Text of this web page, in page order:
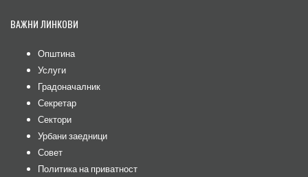
ВАЖНИ ЛИНКОВИ
Општина
Услуги
Градоначалник
Секретар
Сектори
Урбани заедници
Совет
Политика на приватност